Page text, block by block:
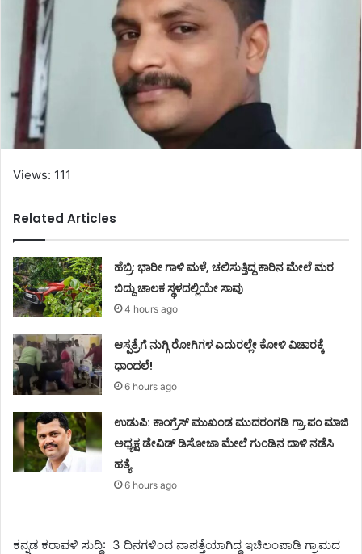
Views: 111
Related Articles
ಹೆಬ್ರಿ: ಭಾರೀ ಗಾಳಿ ಮಳೆ, ಚಲಿಸುತ್ತಿದ್ದ ಕಾರಿನ ಮೇಲೆ ಮರ
ಬಿದ್ದು ಚಾಲಕ ಸ್ಥಳದಲ್ಲಿಯೇ ಸಾವು
4 hours ago
ಆಸ್ಪತ್ರೆಗೆ ನುಗ್ಗಿ ರೋಗಿಗಳ ಎದುರಲ್ಲೇ ಕೋಳಿ ವಿಚಾರಕ್ಕೆ
ಧಾಂದಲೆ!
6 hours ago
ಉಡುಪಿ: ಕಾಂಗ್ರೆಸ್‌ ಮುಖಂಡ ಮುದರಂಗಡಿ ಗ್ರಾ.ಪಂ ಮಾಜಿ
ಅಧ್ಯಕ್ಷ ಡೇವಿಡ್‌ ಡಿಸೋಜಾ ಮೇಲೆ ಗುಂಡಿನ ದಾಳಿ ನಡೆಸಿ
ಹತ್ಯೆ
6 hours ago
ಕನ್ನಡ ಕರಾವಳಿ ಸುದ್ದಿ: 3 ದಿನಗಳಿಂದ ನಾಪತ್ತೆಯಾಗಿದ್ದ ಇಚಿಲಂಪಾಡಿ ಗ್ರಾಮದ